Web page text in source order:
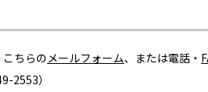
ちらのメールフォーム、または電話・
2553）